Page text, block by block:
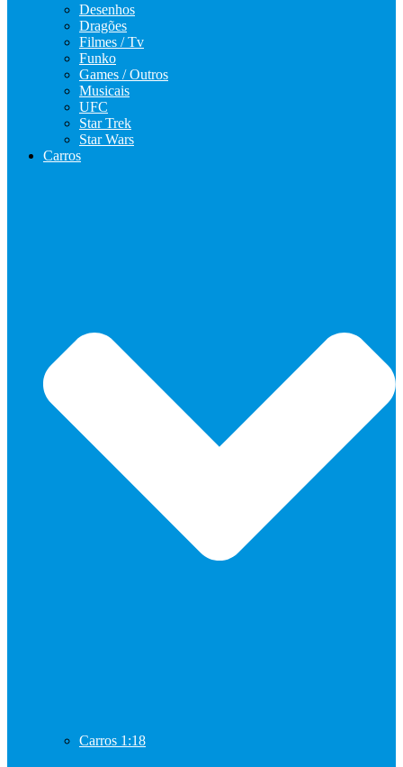
Desenhos
Dragões
Filmes / Tv
Funko
Games / Outros
Musicais
UFC
Star Trek
Star Wars
Carros
Carros 1:18